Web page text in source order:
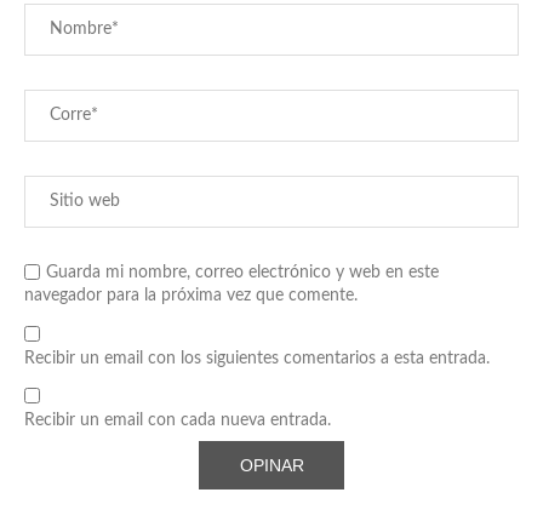
Guarda mi nombre, correo electrónico y web en este
navegador para la próxima vez que comente.
Recibir un email con los siguientes comentarios a esta entrada.
Recibir un email con cada nueva entrada.